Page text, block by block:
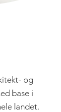
og
base i
landet.